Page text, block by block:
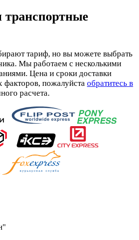
транспортные
тариф, но вы можете выбрать
Мы работаем с несколькими
Цена и сроки доставки
факторов, пожалуйста обратитесь в
расчета.